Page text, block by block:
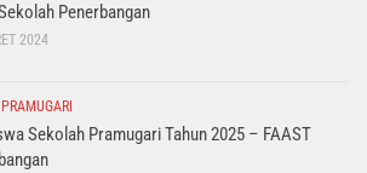
Penerbangan
2024
PRAMUGARI
Sekolah Pramugari Tahun 2025 – FAAST